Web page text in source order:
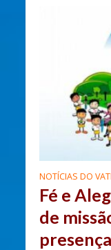
NOTÍCIAS DO
Fé e
de